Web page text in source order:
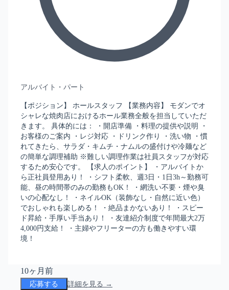
アルバイト・パート
【ポジション】 ホールスタッフ 【業務内容】 モダンでオ
シャレな焼肉店におけるホール業務全般を担当していただ
きます。 具体的には： ・開店準備 ・料理の提供や説明 ・
お客様のご案内 ・レジ対応 ・ドリンク作り ・洗い物 ・慣
れてきたら、サラダ・キムチ・ナムルの盛付けや冷麺など
の簡単な調理補助 ※難しい調理作業は社員スタッフが対応
するため安心です。 【求人のポイント】 ・アルバイトか
ら正社員登用あり！ ・シフト柔軟、週3日・1日3h～勤務可
能、昼の時間帯のみの勤務もOK！ ・網洗い不要・煙や臭
いの心配なし！ ・ネイルOK（装飾なし・自然に近い色）
でおしゃれも楽しめる！ ・絶品まかないあり！ ・スピー
ド昇給・手厚い手当あり！ ・友達紹介制度で年間最大2万
4,000円支給！ ・主婦やフリーターの方も働きやすい環
境！
10ヶ月前
応募する 詳細を見る →